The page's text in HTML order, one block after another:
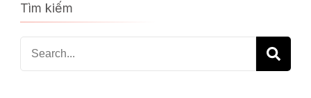
Tìm kiếm
Search
for: